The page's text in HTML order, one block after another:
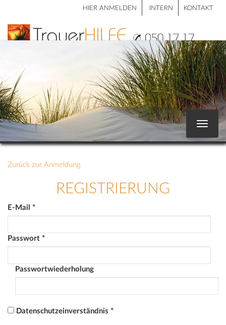
HIER ANMELDEN INTERN KONTAKT
Toggle
Zurück zur Anmeldung
REGISTRIERUNG
E-Mail *
Passwort *
Passwortwiederholung
Datenschutzeinverständnis *